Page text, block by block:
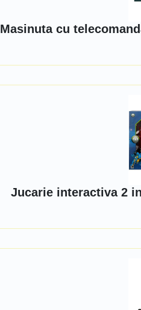
Masinuta cu
Jucarie interactiva 2